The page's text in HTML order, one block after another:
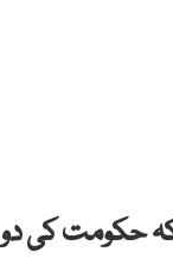
حکومت کی دو